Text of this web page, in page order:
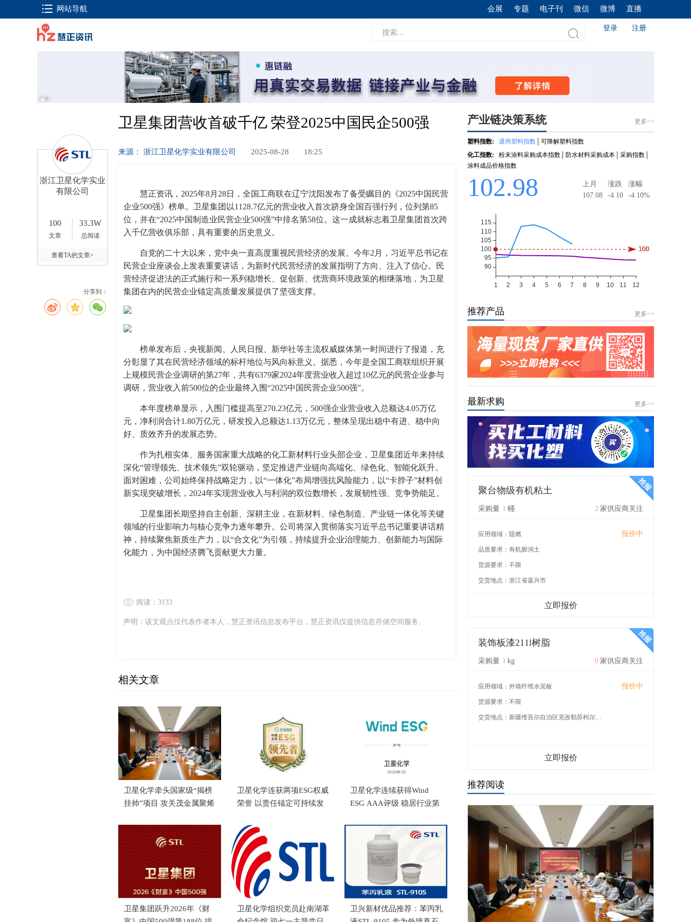
网站导航 会展 专题 电子刊 微信 微博 直播
登录 注册
浙江卫星化学实业
有限公司
100
文章
33.3W
总阅读
查看TA的文章>
分享到：
卫星集团营收首破千亿 荣登2025中国民企500强
来源： 浙江卫星化学实业有限公司 2025-08-28 18:25
慧正资讯，2025年8月28日，全国工商联在辽宁沈阳发布了备受瞩目的《2025中国民营
企业500强》榜单。卫星集团以1128.7亿元的营业收入首次跻身全国百强行列，位列第85
位，并在“2025中国制造业民营企业500强”中排名第58位。这一成就标志着卫星集团首次跨
入千亿营收俱乐部，具有重要的历史意义。
自党的二十大以来，党中央一直高度重视民营经济的发展。今年2月，习近平总书记在
民营企业座谈会上发表重要讲话，为新时代民营经济的发展指明了方向、注入了信心。民
营经济促进法的正式施行和一系列稳增长、促创新、优营商环境政策的相继落地，为卫星
集团在内的民营企业锚定高质量发展提供了坚强支撑。
榜单发布后，央视新闻、人民日报、新华社等主流权威媒体第一时间进行了报道，充
分彰显了其在民营经济领域的标杆地位与风向标意义。据悉，今年是全国工商联组织开展
上规模民营企业调研的第27年，共有6379家2024年度营业收入超过10亿元的民营企业参与
调研，营业收入前500位的企业最终入围“2025中国民营企业500强”。
本年度榜单显示，入围门槛提高至270.23亿元，500强企业营业收入总额达4.05万亿
元，净利润合计1.80万亿元，研发投入总额达1.13万亿元，整体呈现出稳中有进、稳中向
好、质效齐升的发展态势。
作为扎根实体、服务国家重大战略的化工新材料行业头部企业，卫星集团近年来持续
深化“管理领先、技术领先”双轮驱动，坚定推进产业链向高端化、绿色化、智能化跃升。
面对困难，公司始终保持战略定力，以“一体化”布局增强抗风险能力，以“卡脖子”材料创
新实现突破增长，2024年实现营业收入与利润的双位数增长，发展韧性强、竞争势能足。
卫星集团长期坚持自主创新、深耕主业，在新材料、绿色制造、产业链一体化等关键
领域的行业影响力与核心竞争力逐年攀升。公司将深入贯彻落实习近平总书记重要讲话精
神，持续聚焦新质生产力，以“合文化”为引领，持续提升企业治理能力、创新能力与国际
化能力，为中国经济腾飞贡献更大力量。
阅读：3133
声明：该文观点仅代表作者本人，慧正资讯信息发布平台，慧正资讯仅提供信息存储空间服务。
相关文章
卫星化学牵头国家级“揭榜
挂帅”项目 攻关茂金属聚烯
卫星化学连获两项ESG权威
荣誉 以责任锚定可持续发
卫星化学连续获得Wind
ESG AAA评级 稳居行业第
卫星集团跃升2026年《财
卫星化学组织党员赴南湖革
卫兴新材优品推荐：苯丙乳
推荐产品 更多>>
最新求购 更多>>
聚台物级有机粘土
采购量 1 桶 2 家供应商关注
应用领域： 阻燃 报价中
品质要求： 有机膨润土
货源要求： 不限
交货地点： 浙江省嘉兴市
立即报价
装饰板漆211l树脂
采购量 1 kg 0 家供应商关注
应用领域： 外墙纤维水泥板 报价中
货源要求： 不限
交货地点： 新疆维吾尔自治区克孜勒苏柯尔克孜自治州
立即报价
推荐阅读